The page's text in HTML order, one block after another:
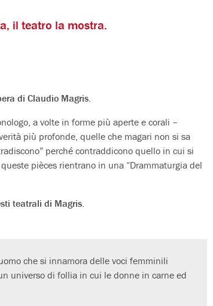
il teatro la mostra.
di Claudio Magris
a volte in forme più aperte e corali –
più profonde, quelle che magari non si sa
perché contraddicono quello in cui si
pièces rientrano in una “Drammaturgia del
teatrali di Magris
che si innamora delle voci femminili
universo di follia in cui le donne in carne ed